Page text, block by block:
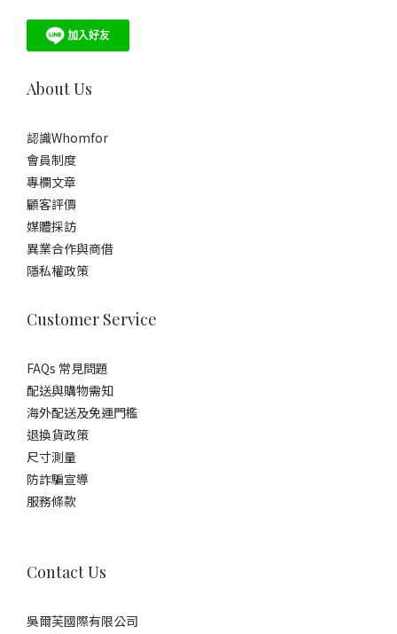
About Us
認識Whomfor
會員制度
專欄文章
顧客評價
媒體採訪
異業合作與商借
隱私權政策
Customer Service
FAQs 常見問題
配送與購物需知
海外配送及免運門檻
退換貨政策
尺寸測量
防詐騙宣導
服務條款
Contact Us
吳爾芙國際有限公司